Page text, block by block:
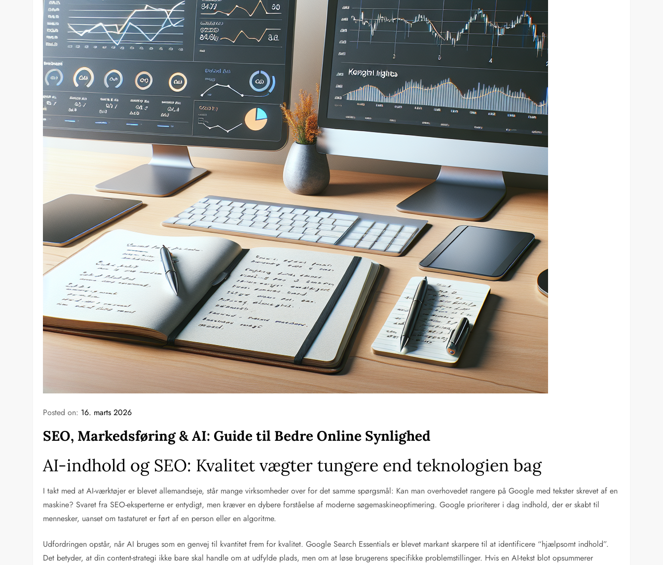
Posted on: 16. marts 2026
SEO, Markedsføring & AI: Guide til Bedre Online Synlighed
AI-indhold og SEO: Kvalitet vægter tungere end teknologien bag
I takt med at AI-værktøjer er blevet allemandseje, står mange virksomheder over for det samme spørgsmål: Kan man overhovedet rangere på Google med tekster skrevet af en
maskine? Svaret fra SEO-eksperterne er entydigt, men kræver en dybere forståelse af moderne søgemaskineoptimering. Google prioriterer i dag indhold, der er skabt til
mennesker, uanset om tastaturet er ført af en person eller en algoritme.
Udfordringen opstår, når AI bruges som en genvej til kvantitet frem for kvalitet. Google Search Essentials er blevet markant skarpere til at identificere “hjælpsomt indhold”.
Det betyder, at din content-strategi ikke bare skal handle om at udfylde plads, men om at løse brugerens specifikke problemstillinger. Hvis en AI-tekst blot opsummerer